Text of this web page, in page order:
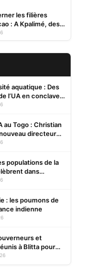
les filières
: A Kpalimé, des
entre théorie et
aquatique : Des
l’UA en conclave à
renforcer la
au Togo : Christian
directeur
populations de la
dans
Tislim-Difoini,
: les poumons de
indienne
et
à Blitta pour
pilotage